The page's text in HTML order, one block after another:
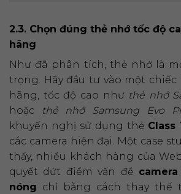
2.3. Chọn đúng thẻ nhớ tốc độ
hãng
Như đã phân tích, thẻ nhớ là
trọng. Hãy đầu tư vào một
hãng, tốc độ cao như thẻ nhớ
hoặc
thẻ nhớ Samsung Evo
khuyến nghị sử dụng thẻ Class
các camera hiện đại. Một case
thấy, nhiều khách hàng của
quyết dứt điểm vấn đề
nóng chỉ bằng cách thay thế